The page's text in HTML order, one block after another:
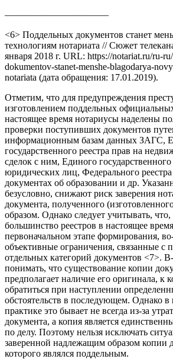
———————————
<6> Поддельных документов станет
технологиям нотариата // Сюжет
января 2018 г. URL: https://notariat.ru/ru-
dokumentov-stanet-menshe-blagodarya-
notariata (дата обращения: 17.01.2019).
Отметим, что для предупреждения
изготовлением поддельных
настоящее время нотариусы наделены
проверки поступивших документов
информационным базам данных ЗАГС,
государственного реестра прав на
сделок с ним, Единого государственного
юридических лиц, Федерального
документах об образовании и др.
безусловно, снижают риск заверения
документа, полученного
образом. Однако следует учитывать,
большинство реестров в настоящее
первоначальном этапе формирования,
объективные ограничения, связанные с
отдельных категорий документов <7>.
понимать, что существование копии
предполагает наличие его оригинала, к
обратиться при наступлении
обстоятельств в последующем. Однако
практике это бывает не всегда из-за
документа, а копия является
по делу. Поэтому нельзя исключать
заверенной надлежащим образом копии
которого являлся поддельным.